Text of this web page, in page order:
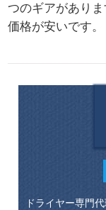
つのギアがあり
価格が安いです。
ドライヤー専門